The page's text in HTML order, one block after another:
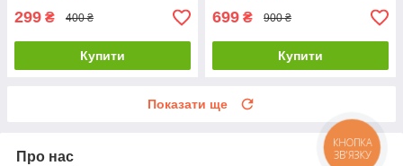
299 ₴ 400 ₴
Купити
699 ₴ 900 ₴
Купити
Показати ще
Про нас
КНОПКА
ЗВ'ЯЗКУ